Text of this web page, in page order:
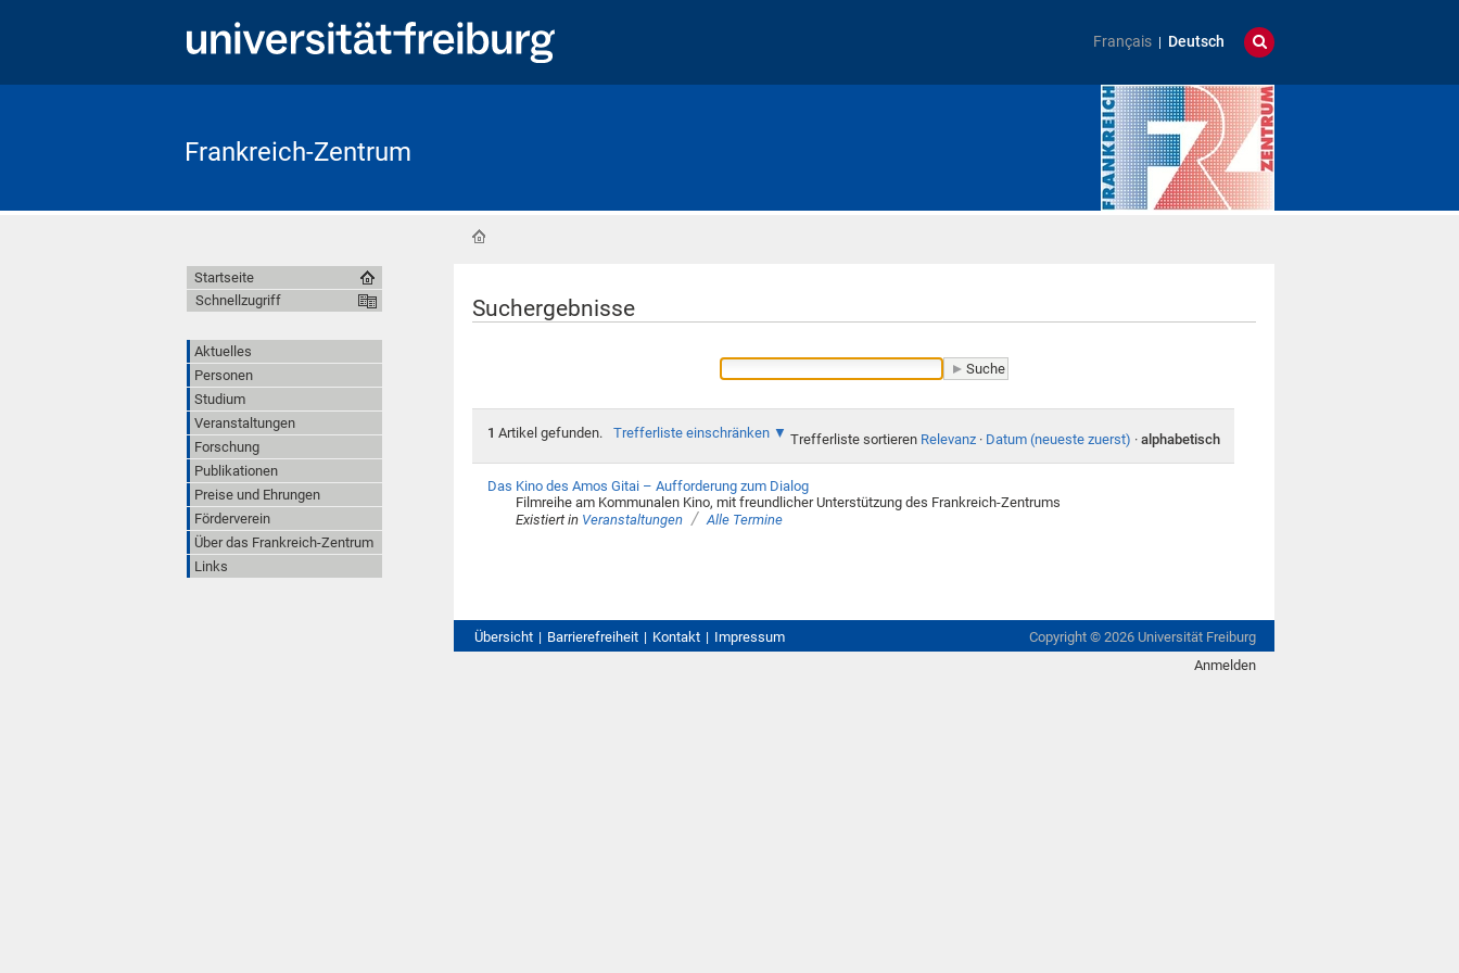
Français Deutsch
Frankreich-Zentrum
Suchergebnisse
1 Artikel gefunden. Trefferliste einschränken Trefferliste sortieren Relevanz · Datum (neueste zuerst) · alphabetisch
Das Kino des Amos Gitai – Aufforderung zum Dialog
Filmreihe am Kommunalen Kino, mit freundlicher Unterstützung des Frankreich-Zentrums
Existiert in Veranstaltungen / Alle Termine
Startseite
Schnellzugriff
Aktuelles
Personen
Studium
Veranstaltungen
Forschung
Publikationen
Preise und Ehrungen
Förderverein
Über das Frankreich-Zentrum
Links
Übersicht Barrierefreiheit Kontakt Impressum Copyright © 2026 Universität Freiburg
Anmelden